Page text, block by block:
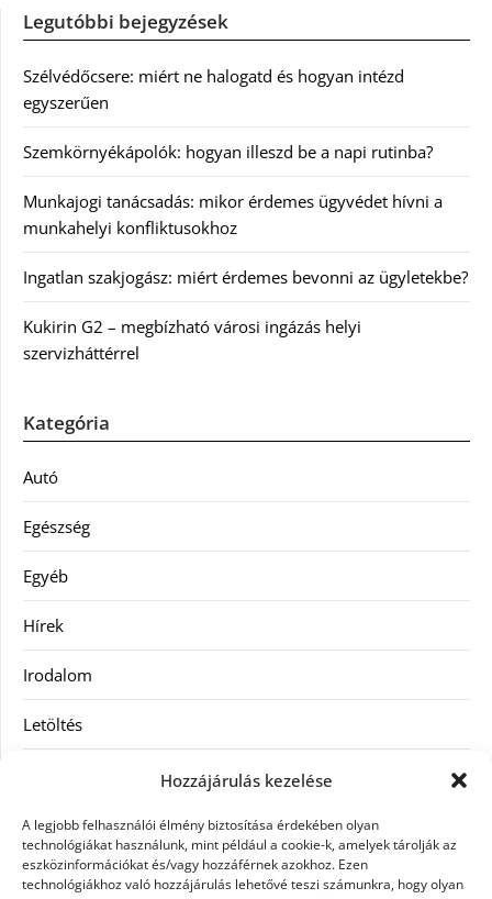
Hozzájárulás kezelése
A legjobb felhasználói élmény biztosítása érdekében olyan
technológiákat használunk, mint például a cookie-k, amelyek tárolják az
eszközinformációkat és/vagy hozzáférnek azokhoz. Ezen
technológiákhoz való hozzájárulás lehetővé teszi számunkra, hogy olyan
Legutóbbi bejegyzések
Szélvédőcsere: miért ne halogatd és hogyan intézd
egyszerűen
Szemkörnyékápolók: hogyan illeszd be a napi rutinba?
Munkajogi tanácsadás: mikor érdemes ügyvédet hívni a
munkahelyi konfliktusokhoz
Ingatlan szakjogász: miért érdemes bevonni az ügyletekbe?
Kukirin G2 – megbízható városi ingázás helyi
szervizháttérrel
Kategória
Autó
Egészség
Egyéb
Hírek
Irodalom
Letöltés
SEO
Szolgáltatás